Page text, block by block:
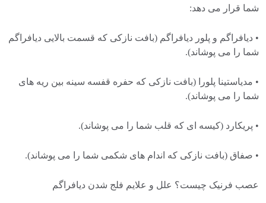
شما قرار می دهد:
• دیافراگم و پلور دیافراگم (بافت نازکی که قسمت بالایی دیافراگم
شما را می پوشاند).
• مدیاستینا پلورا (بافت نازکی که حفره قفسه سینه بین ریه های
شما را می پوشاند).
• پریکارد (کیسه ای که قلب شما را می پوشاند).
• صفاق (بافت نازکی که اندام های شکمی شما را می پوشاند).
عصب فرنیک چیست؟ علل و علایم فلج شدن دیافراگم